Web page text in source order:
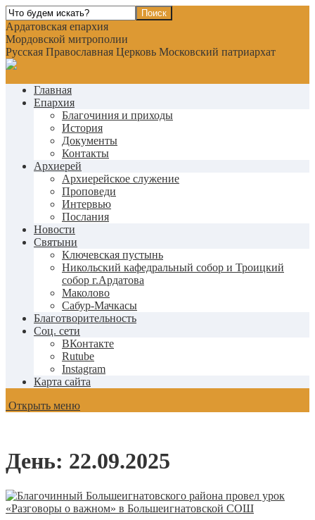
Ардатовская епархия
Мордовской митрополии
Русская Православная Церковь Московский патриархат
Главная
Епархия
Благочиния и приходы
История
Документы
Контакты
Архиерей
Архиерейское служение
Проповеди
Интервью
Послания
Новости
Святыни
Ключевская пустынь
Никольский кафедральный собор и Троицкий
собор г.Ардатова
Маколово
Сабур-Мачкасы
Благотворительность
Соц. сети
ВКонтакте
Rutube
Instagram
Карта сайта
Открыть меню
День: 22.09.2025